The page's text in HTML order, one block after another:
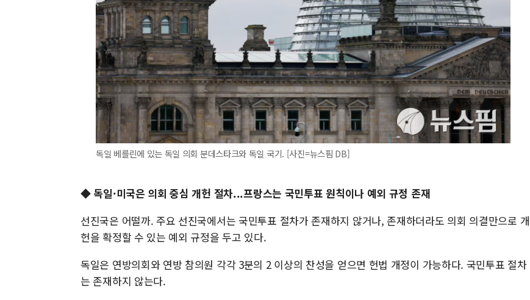
독일 베를린에 있는 독일 의회 분데스타크와 독일 국기. [사진=뉴스핌 DB]
◆ 독일·미국은 의회 중심 개헌 절차...프랑스는 국민투표 원칙이나 예외 규정 존재
선진국은 어떨까. 주요 선진국에서는 국민투표 절차가 존재하지 않거나, 존재하더라도 의회 의결만으로 개
헌을 확정할 수 있는 예외 규정을 두고 있다.
독일은 연방의회와 연방 참의원 각각 3분의 2 이상의 찬성을 얻으면 헌법 개정이 가능하다. 국민투표 절차
는 존재하지 않는다.